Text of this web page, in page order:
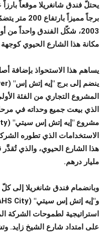
يحتلّ فندق شانغريلا موقعاً
2003، شكّل الفندق واحداً
مكانة هذا الشارع الحيوي كوجهة
يساهم هذا الاستحواذ بإضافة
الذي بيعت جميع وحداته في
الاستخدامات الذي تطوره
مليار درهم.
استراتيجية لطموحات الشركة
على امتداد شارع الشيخ زايد.